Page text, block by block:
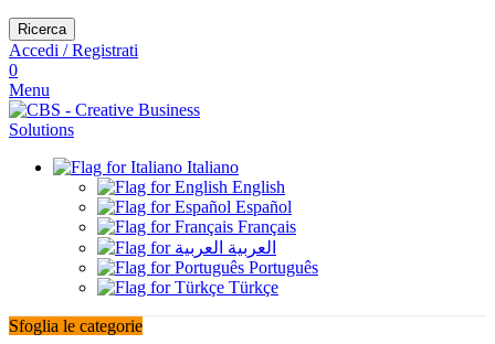
Ricerca
Accedi / Registrati
0
Menu
Italiano
English
Español
Français
العربية
Português
Türkçe
Sfoglia le categorie